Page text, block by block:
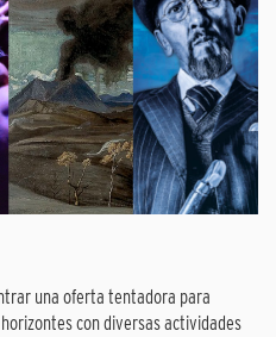
una oferta tentadora para
con diversas actividades